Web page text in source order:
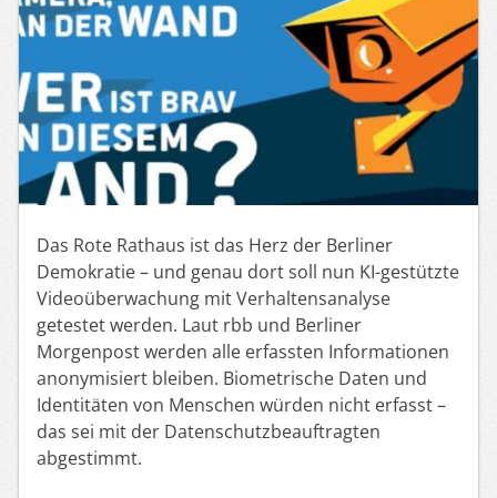
Das Rote Rathaus ist das Herz der Berliner
Demokratie – und genau dort soll nun KI-gestützte
Videoüberwachung mit Verhaltensanalyse
getestet werden. Laut rbb und Berliner
Morgenpost werden alle erfassten Informationen
anonymisiert bleiben. Biometrische Daten und
Identitäten von Menschen würden nicht erfasst –
das sei mit der Datenschutzbeauftragten
abgestimmt.